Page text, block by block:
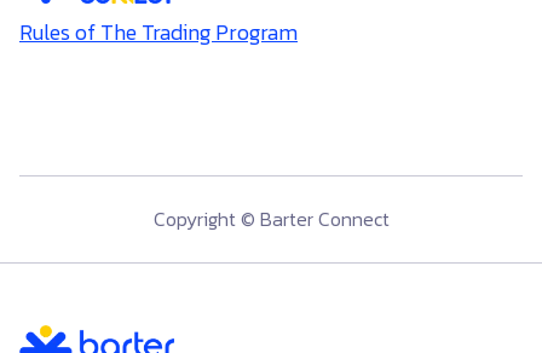
Rules of The Trading Program
Copyright © Barter Connect